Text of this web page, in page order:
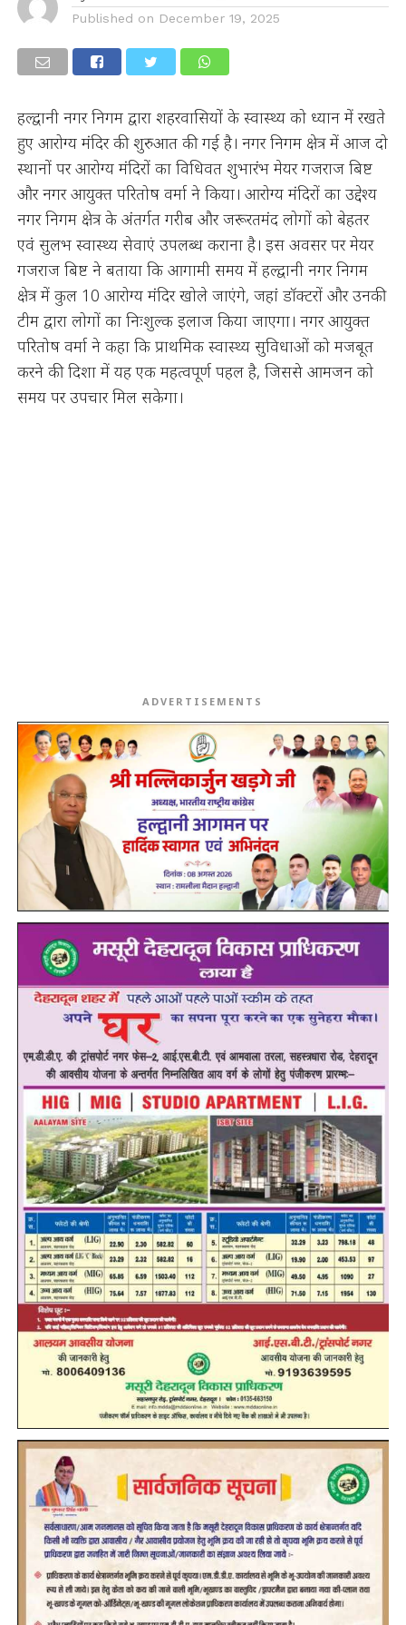
Published on December 19, 2025
हल्द्वानी नगर निगम द्वारा शहरवासियों के स्वास्थ्य को ध्यान में रखते
हुए आरोग्य मंदिर की शुरुआत की गई है। नगर निगम क्षेत्र में आज दो
स्थानों पर आरोग्य मंदिरों का विधिवत शुभारंभ मेयर गजराज बिष्ट
और नगर आयुक्त परितोष वर्मा ने किया। आरोग्य मंदिरों का उद्देश्य
नगर निगम क्षेत्र के अंतर्गत गरीब और जरूरतमंद लोगों को बेहतर
एवं सुलभ स्वास्थ्य सेवाएं उपलब्ध कराना है। इस अवसर पर मेयर
गजराज बिष्ट ने बताया कि आगामी समय में हल्द्वानी नगर निगम
क्षेत्र में कुल 10 आरोग्य मंदिर खोले जाएंगे, जहां डॉक्टरों और उनकी
टीम द्वारा लोगों का निःशुल्क इलाज किया जाएगा। नगर आयुक्त
परितोष वर्मा ने कहा कि प्राथमिक स्वास्थ्य सुविधाओं को मजबूत
करने की दिशा में यह एक महत्वपूर्ण पहल है, जिससे आमजन को
समय पर उपचार मिल सकेगा।
ADVERTISEMENTS